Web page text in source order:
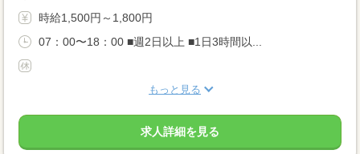
時給1,500円～1,800円
07：00〜18：00 ■週2日以上 ■1日3時間以...
もっと見る
求人詳細を見る